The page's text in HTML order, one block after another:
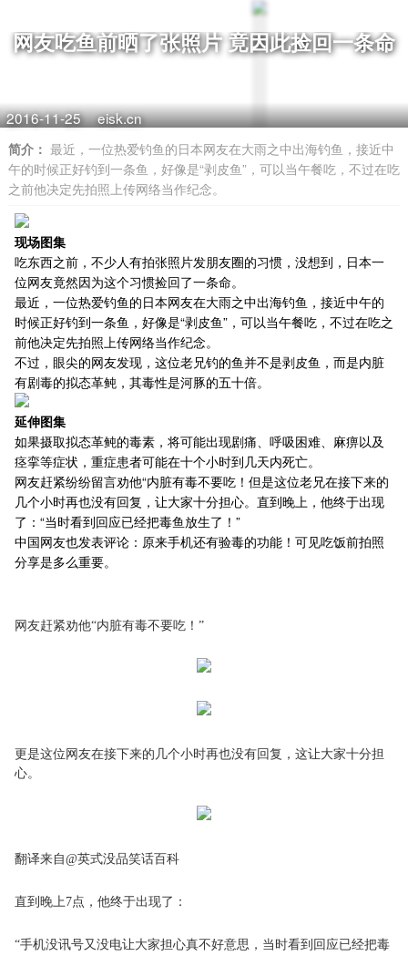
网友吃鱼前晒了张照片 竟因此捡回一条命
2016-11-25 eisk.cn
简介： 最近，一位热爱钓鱼的日本网友在大雨之中出海钓鱼，接近中
午的时候正好钓到一条鱼，好像是“剥皮鱼”，可以当午餐吃，不过在吃
之前他决定先拍照上传网络当作纪念。
现场图集
吃东西之前，不少人有拍张照片发朋友圈的习惯，没想到，日本一
位网友竟然因为这个习惯捡回了一条命。
最近，一位热爱钓鱼的日本网友在大雨之中出海钓鱼，接近中午的
时候正好钓到一条鱼，好像是“剥皮鱼”，可以当午餐吃，不过在吃之
前他决定先拍照上传网络当作纪念。
不过，眼尖的网友发现，这位老兄钓的鱼并不是剥皮鱼，而是内脏
有剧毒的拟态革鲀，其毒性是河豚的五十倍。
延伸图集
如果摄取拟态革鲀的毒素，将可能出现剧痛、呼吸困难、麻痹以及
痉挛等症状，重症患者可能在十个小时到几天内死亡。
网友赶紧纷纷留言劝他“内脏有毒不要吃！但是这位老兄在接下来的
几个小时再也没有回复，让大家十分担心。直到晚上，他终于出现
了：“当时看到回应已经把毒鱼放生了！”
中国网友也发表评论：原来手机还有验毒的功能！可见吃饭前拍照
分享是多么重要。
网友赶紧劝他“内脏有毒不要吃！”
更是这位网友在接下来的几个小时再也没有回复，这让大家十分担
心。
翻译来自@英式没品笑话百科
直到晚上7点，他终于出现了：
“手机没讯号又没电让大家担心真不好意思，当时看到回应已经把毒